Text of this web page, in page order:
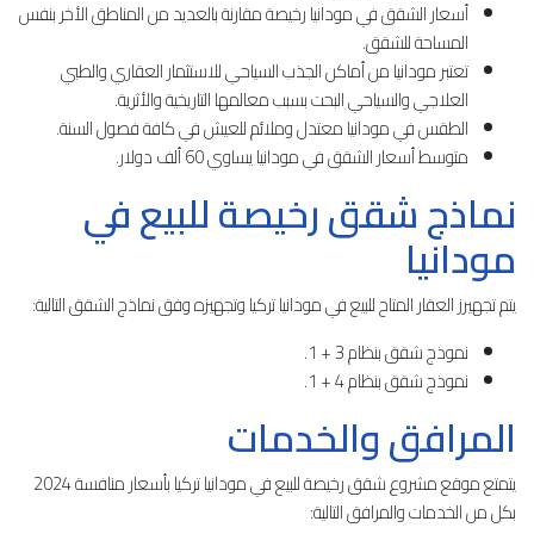
أسعار الشقق في مودانيا رخيصة مقارنة بالعديد من المناطق الأخر بنفس
المساحة للشقق.
تعتبر مودانيا من أماكن الجذب السياحي للاستثمار العقاري والطبي
العلاجي والسياحي البحت بسبب معالمها التاريخية والأثرية.
الطقس في مودانيا معتدل وملائم للعيش في كافة فصول السنة.
متوسط أسعار الشقق في مودانيا يساوي 60 ألف دولار.
نماذج شقق رخيصة للبيع في
مودانيا
يتم تجهيرز العقار المتاح للبيع في مودانيا تركيا وتجهيزه وفق نماذج الشقق التالية:
نموذج شقق بنظام 3 + 1.
نموذج شقق بنظام 4 + 1.
المرافق والخدمات
يتمتع موقع مشروع شقق رخيصة للبيع في مودانيا تركيا بأسعار منافسة 2024
بكل من الخدمات والمرافق التالية: